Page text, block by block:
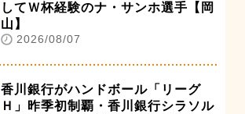
してＷ杯経験のナ・サンホ選手【岡
山】
2026/08/07
香川銀行がハンドボール「リーグ
Ｈ」昨季初制覇・香川銀行シラソル